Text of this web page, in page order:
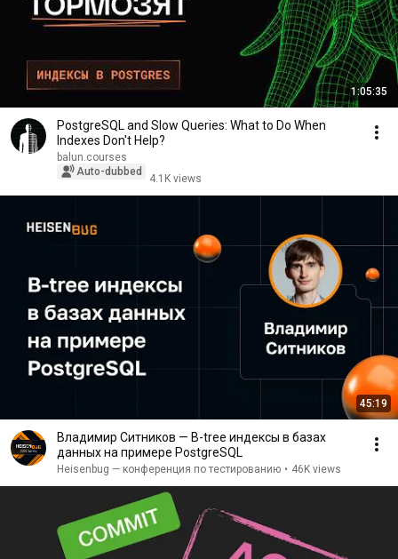
1:05:35
PostgreSQL and Slow Queries: What to Do When
Indexes Don't Help?
balun.courses
Auto-dubbed
4.1K views
45:19
Владимир Ситников — B-tree индексы в базах
данных на примере PostgreSQL
Heisenbug — конференция по тестированию • 46K views